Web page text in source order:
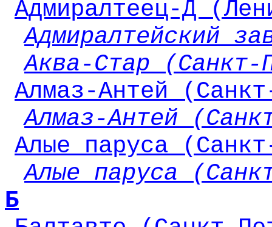
Адмиралтеец-Д
Адмиралтейский
Аква-Стар (Санкт-
Алмаз-Антей
Алмаз-Антей
Алые паруса
Алые паруса
Б